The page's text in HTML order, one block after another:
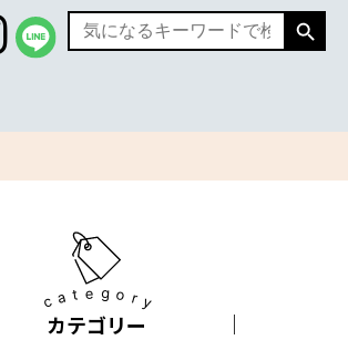
Search
for:
category
カテゴリー